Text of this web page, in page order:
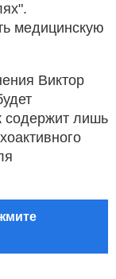
медицинскую
Виктор
содержит лишь